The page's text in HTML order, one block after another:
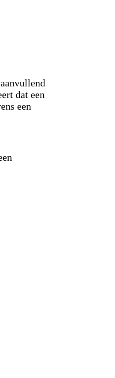
dat een
een